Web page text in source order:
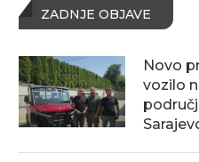
ZADNJE OBJAVE
Novo
vozilo